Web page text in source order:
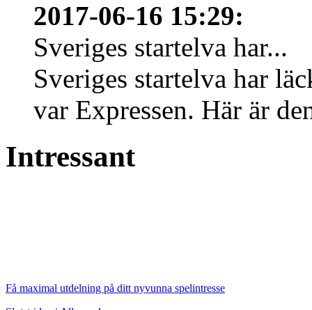
2017-06-16 15:29:
Sveriges startelva har...
Sveriges startelva har
var Expressen. Här är
Intressant
Få maximal utdelning på ditt nyvunna spelintresse